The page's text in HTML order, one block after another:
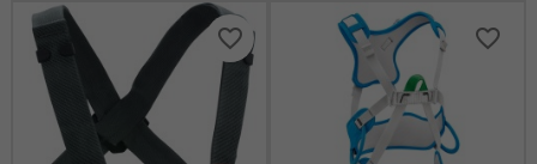
favorite_border favorite_border